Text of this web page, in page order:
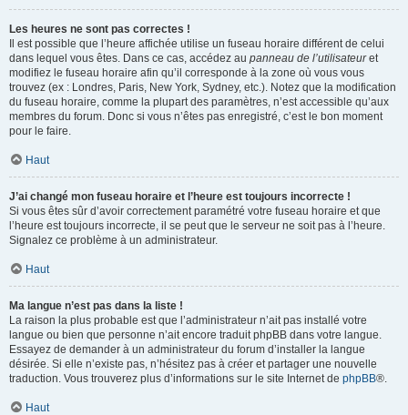
Les heures ne sont pas correctes !
Il est possible que l’heure affichée utilise un fuseau horaire différent de celui
dans lequel vous êtes. Dans ce cas, accédez au panneau de l’utilisateuret
modifiez le fuseau horaire afin qu’il corresponde à la zone où vous vous
trouvez (ex : Londres, Paris, New York, Sydney, etc.). Notez que la modification
du fuseau horaire, comme la plupart des paramètres, n’est accessible qu’aux
membres du forum. Donc si vous n’êtes pas enregistré, c’est le bon moment
pour le faire.
Haut
J’ai changé mon fuseau horaire et l’heure est toujours incorrecte !
Si vous êtes sûr d’avoir correctement paramétré votre fuseau horaire et que
l’heure est toujours incorrecte, il se peut que le serveur ne soit pas à l’heure.
Signalez ce problème à un administrateur.
Haut
Ma langue n’est pas dans la liste !
La raison la plus probable est que l’administrateur n’ait pas installé votre
langue ou bien que personne n’ait encore traduit phpBB dans votre langue.
Essayez de demander à un administrateur du forum d’installer la langue
désirée. Si elle n’existe pas, n’hésitez pas à créer et partager une nouvelle
traduction. Vous trouverez plus d’informations sur le site Internet de phpBB®.
Haut